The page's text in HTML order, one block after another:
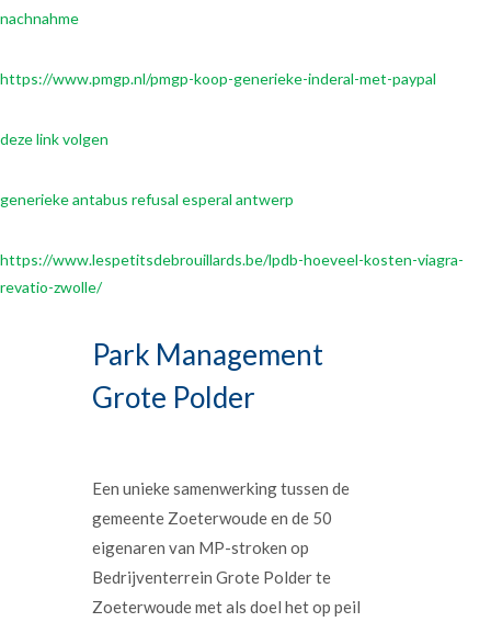
nachnahme
https://www.pmgp.nl/pmgp-koop-generieke-inderal-met-paypal
deze link volgen
generieke antabus refusal esperal antwerp
https://www.lespetitsdebrouillards.be/lpdb-hoeveel-kosten-viagra-
revatio-zwolle/
Park Management
Grote Polder
Een unieke samenwerking tussen de
gemeente Zoeterwoude en de 50
eigenaren van MP-stroken op
Bedrijventerrein Grote Polder te
Zoeterwoude met als doel het op peil